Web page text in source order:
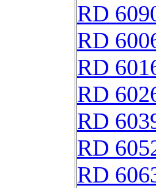
RD
RD
RD
RD
RD
RD
RD